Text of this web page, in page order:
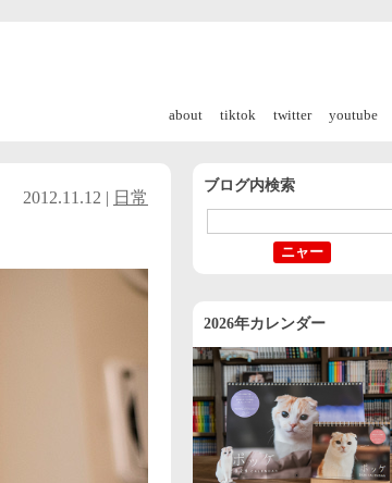
about tiktok twitter youtube
2012.11.12 | 日常
ブログ内検索
2026年カレンダー